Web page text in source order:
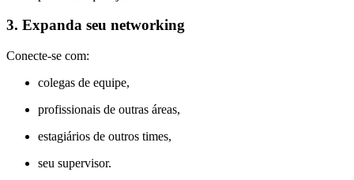
3. Expanda seu networking
Conecte-se com:
colegas de equipe,
profissionais de outras áreas,
estagiários de outros times,
seu supervisor.